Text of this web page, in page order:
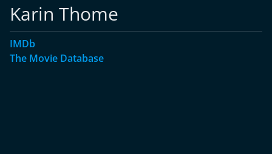
Karin Thome
IMDb
The Movie Database